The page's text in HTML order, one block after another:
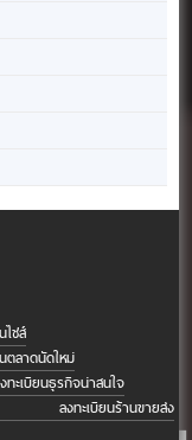
ชส์
ตลาดนัดใหม่
ทะเบียนธุรกิจน่าสนใจ
ลงทะเบียนร้านขายส่ง